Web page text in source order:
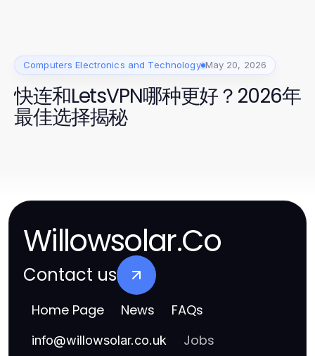
Computers Electronics and Technology May 20, 2026
快连和LetsVPN哪种更好？2026年
最佳选择揭秘
Willowsolar.Co
Contact us
Home Page News FAQs
info@willowsolar.co.uk Jobs